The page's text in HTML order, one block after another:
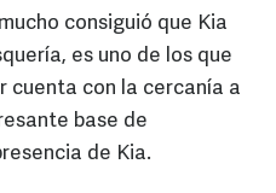
consiguió que Kia
es uno de los que
cuenta con la cercanía a
base de
de Kia.